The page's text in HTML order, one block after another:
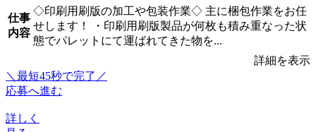
仕事
内容
◇印刷用刷版の加工や包装作業◇ 主に梱包作業をお任
せします！ ・印刷用刷版製品が何枚も積み重なった状
態でパレットにて運ばれてきた物を...
詳細を表示
＼最短45秒で完了／
応募へ進む
詳しく